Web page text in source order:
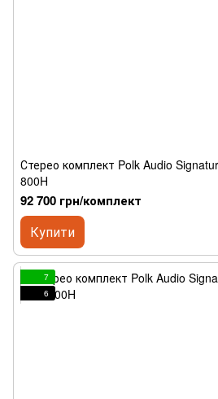
Стерео комплект Polk Audio
800H
92 700 грн/комплект
Купити
7
6